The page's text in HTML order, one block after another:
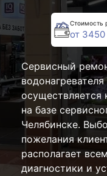
Стоимость
от
Сервисный
осуществляется
на базе
Челябинске.
пожелания
располагает
диагностики и